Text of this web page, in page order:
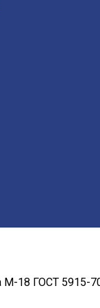
М-18 ГОСТ 5915-